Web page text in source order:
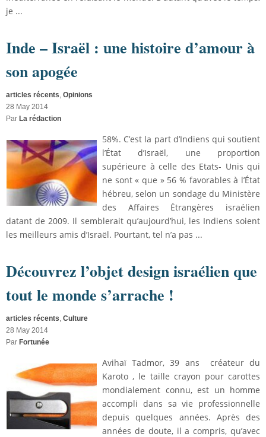
je ...
Inde – Israël : une histoire d’amour à
son apogée
articles récents, Opinions
28 May 2014
Par La rédaction
58%. C’est la part d’Indiens qui soutient
l’État d’Israël, une proportion
supérieure à celle des Etats- Unis qui
ne sont « que » 56 % favorables à l’État
hébreu, selon un sondage du Ministère
des Affaires Étrangères israélien
datant de 2009. Il semblerait qu’aujourd’hui, les Indiens soient
les meilleurs amis d’Israël. Pourtant, tel n’a pas ...
Découvrez l’objet design israélien que
tout le monde s’arrache !
articles récents, Culture
28 May 2014
Par Fortunée
Avihaï Tadmor, 39 ans créateur du
Karoto , le taille crayon pour carottes
mondialement connu, est un homme
accompli dans sa vie professionnelle
depuis quelques années. Après des
années de doute, il a compris, qu’avec